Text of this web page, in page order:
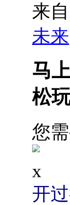
来自
未来
马
松
您
x
开